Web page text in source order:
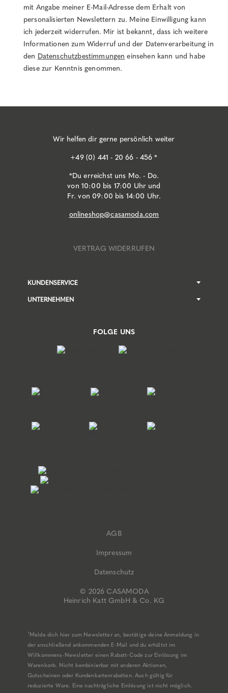
mit Angabe meiner E-Mail-Adresse dem Erhalt von
personalisierten Newslettern zu. Meine Einwilligung kann
ich jederzeit widerrufen. Mir ist bekannt, dass ich weitere
Informationen zum Widerruf und der Datenverarbeitung in
den Datenschutzbestimmungen einsehen kann und habe
diese zur Kenntnis genommen.
Wir helfen dir gerne persönlich weiter
+49 (0) 441 - 20 66 - 456 *
*Du erreichst uns Mo. - Do.
von 10:00 bis 17:00 Uhr und
Fr. von 09:00 bis 14:00 Uhr.
onlineshop@casamoda.com
VERTRAG WIDERRUFEN
KUNDENSERVICE
UNTERNEHMEN
FOLGE UNS
© 2026 CASAMODA
Heinrich Katt GmbH & Co. KG
AGB
Impressum
Datenschutz
¹Melde dich hier zum Newsletter an, bestätige deine Anmeldung in
der anschließend ankommenden E-Mail und du erhältst im
Willkommens-Newsletter einen Rabatt-Code zur Einlösung im
Warenkorb. Nicht kombinierbar mit anderen Aktionen,
Gutscheinen oder Kundenkartenrabatten. Auch gültig für
reduzierte Ware. Eine nachträgliche Einlösung ist nicht möglich.